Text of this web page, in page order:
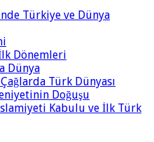
Türkiye ve Dünya
Dönemleri
Dünya
Türk Dünyası
Doğuşu
Kabulu ve İlk Türk